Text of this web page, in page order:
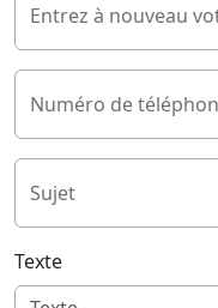
Entrez à nouveau
Numéro de
Sujet
Texte